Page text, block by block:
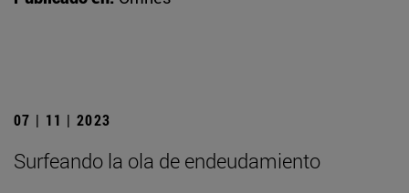
07 | 11 | 2023
Surfeando la ola de endeudamiento